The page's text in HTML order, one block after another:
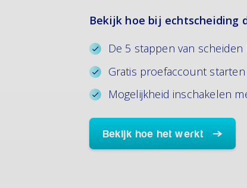
Bekijk hoe bij echtscheiding
De 5 stappen van scheiden
Gratis proefaccount starten
Mogelijkheid inschakelen
Bekijk hoe het werkt